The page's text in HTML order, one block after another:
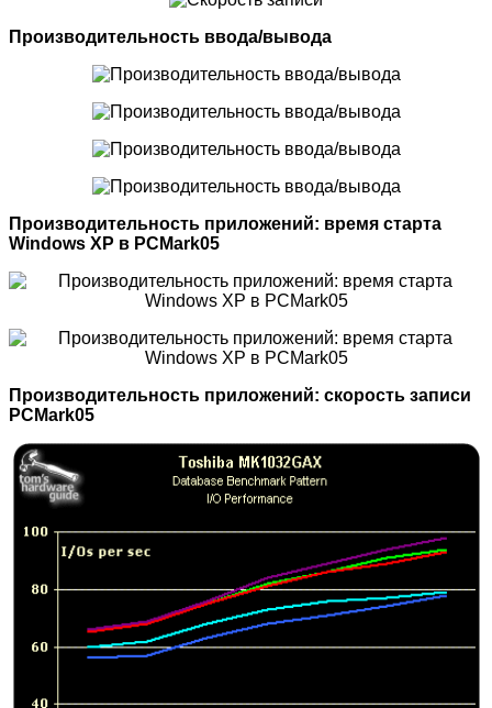
Производительность ввода/вывода
Производительность приложений: время старта
Windows XP в PCMark05
Производительность приложений: скорость записи
PCMark05